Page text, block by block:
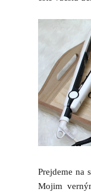
Prejdeme na
Mojim